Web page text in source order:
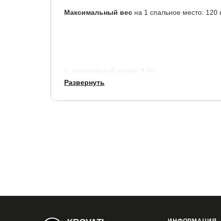
Максимальный вес на 1 спальное место: 120
натуральный латекс 3 см;
моноблок из искусственного латекса
Развернуть